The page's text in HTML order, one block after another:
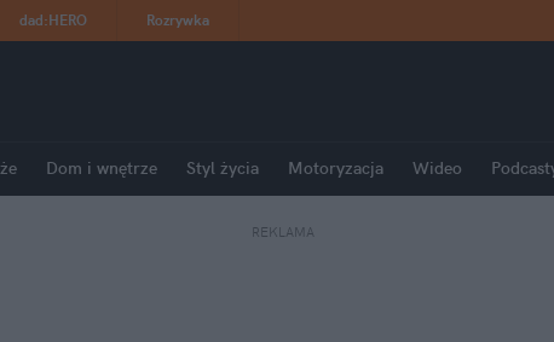
dad:HERO Rozrywka
Dom i wnętrze Styl życia Motoryzacja Wideo
REKLAMA